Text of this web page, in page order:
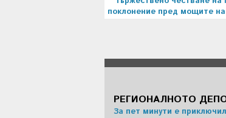
поклонение пред мощите на
РЕГИОНАЛНОТО
За пет минути е